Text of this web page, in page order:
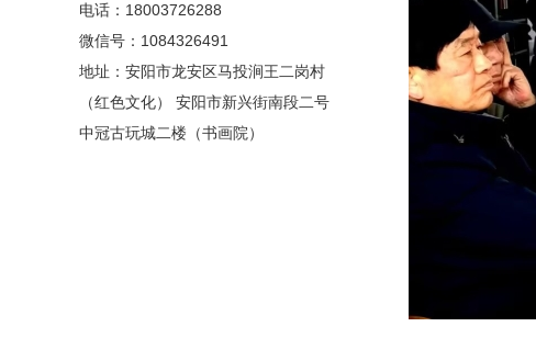
电话：18003726288
微信号：1084326491
地址：安阳市龙安区马投涧王二岗村
（红色文化） 安阳市新兴街南段二号
中冠古玩城二楼（书画院）